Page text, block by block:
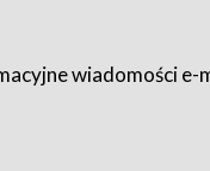
korzystania z
wiadomości e-